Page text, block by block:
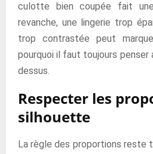
culotte bien coupée fait
revanche, une lingerie trop
trop contrastée peut
pourquoi il faut toujours
dessus.
Respecter les
silhouette
La règle des proportions reste